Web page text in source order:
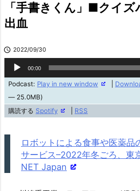
「手書きくん」■クイズ
出血
 2022/09/30
声
レ
00:00
Podcast: Play in new window
— 25.0MB)
購読する Spotify RSS
ロボットによる食事や医薬品
サービス–2022年冬ごろ、東
NET Japan